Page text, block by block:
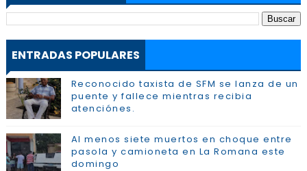
ENTRADAS POPULARES
Reconocido taxista de SFM se lanza de un
puente y fallece mientras recibia
atenciónes.
Al menos siete muertos en choque entre
pasola y camioneta en La Romana este
domingo